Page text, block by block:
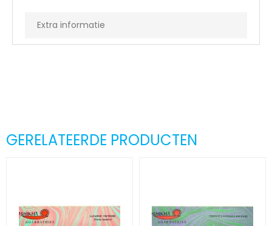
Extra informatie
GERELATEERDE PRODUCTEN